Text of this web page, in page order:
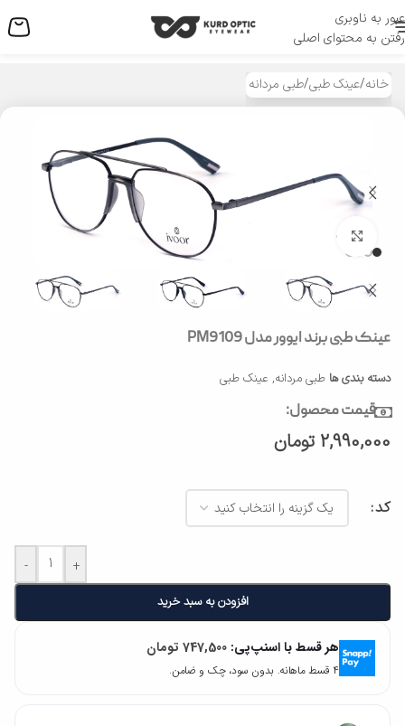
عبور به ناوبری
رفتن به محتوای اصلی
منو
خانه/عینک طبی/طبی مردانه
بزرگنمایی تصویر
عینک طبی برند ایوور مدل PM9109
دسته بندی ها طبی مردانه, عینک طبی
قیمت محصول:
2,990,000 تومان
کد
- +
افزودن به سبد خرید
هر قسط با اسنپ‌پی: 747,500 تومان
۴ قسط ماهانه. بدون سود، چک و ضامن.